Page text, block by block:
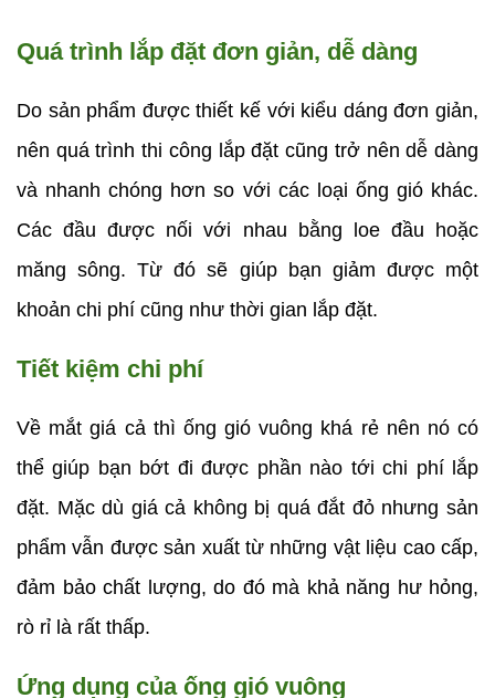
Quá trình lắp đặt đơn giản, dễ dàng
Do sản phẩm được thiết kế với kiểu dáng đơn giản,
nên quá trình thi công lắp đặt cũng trở nên dễ dàng
và nhanh chóng hơn so với các loại ống gió khác.
Các đầu được nối với nhau bằng loe đầu hoặc
măng sông. Từ đó sẽ giúp bạn giảm được một
khoản chi phí cũng như thời gian lắp đặt.
Tiết kiệm chi phí
Về mắt giá cả thì ống gió vuông khá rẻ nên nó có
thể giúp bạn bớt đi được phần nào tới chi phí lắp
đặt. Mặc dù giá cả không bị quá đắt đỏ nhưng sản
phẩm vẫn được sản xuất từ những vật liệu cao cấp,
đảm bảo chất lượng, do đó mà khả năng hư hỏng,
rò rỉ là rất thấp.
Ứng dụng của ống gió vuông